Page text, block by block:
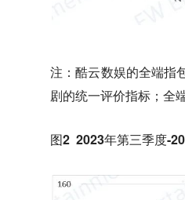
注：酷云数娱的全端指
剧的统一评价指标；全
图2 2023年第三季度-